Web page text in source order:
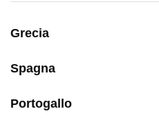
Grecia
Spagna
Portogallo